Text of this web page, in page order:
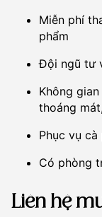
Miễn phí
phẩm
Đội ngũ tư
Không
thoáng
Phục vụ
Có
Liên hệ